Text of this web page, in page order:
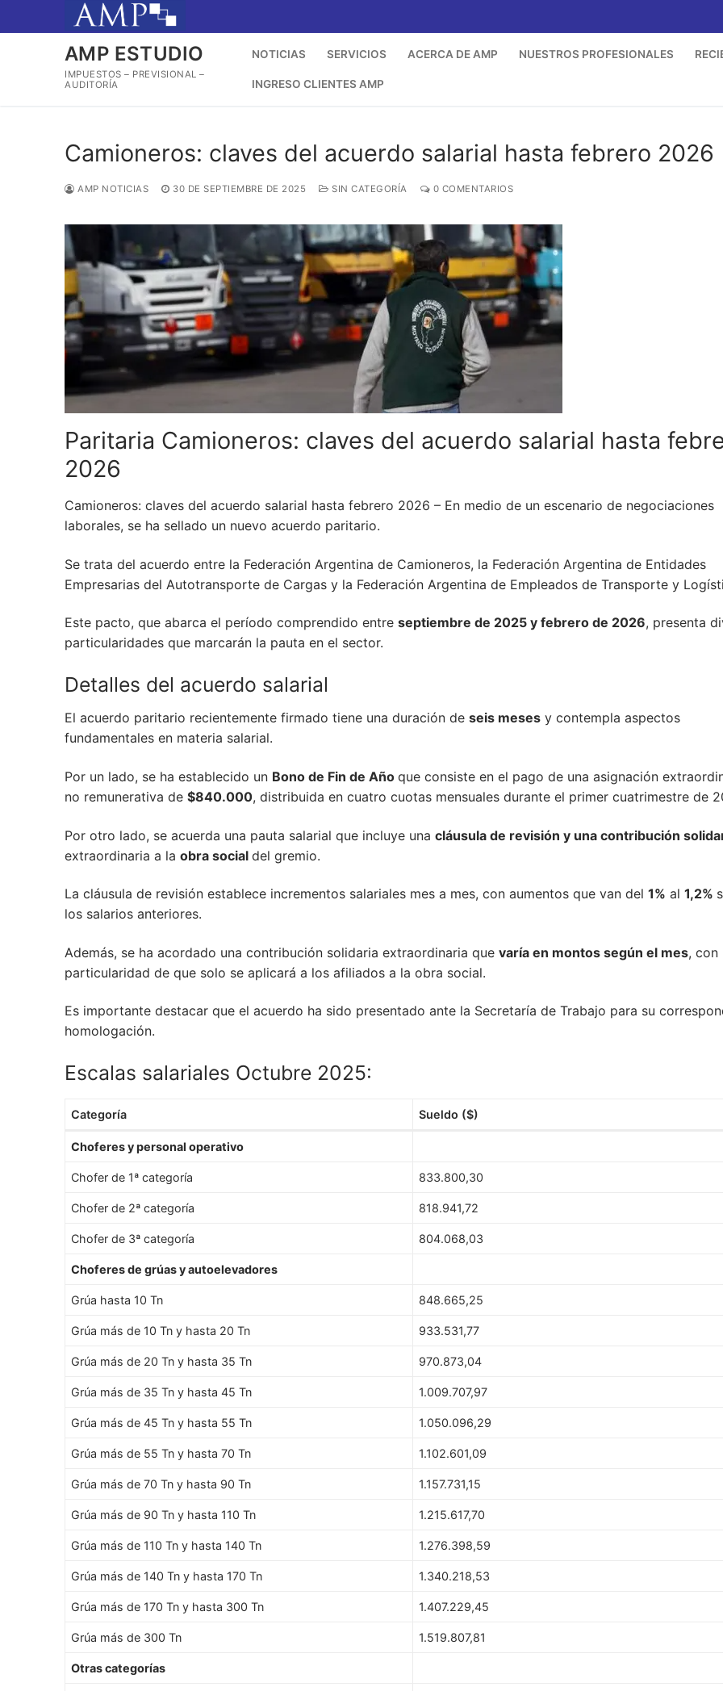
al
AMP ESTUDIO
IMPUESTOS – PREVISIONAL –
AUDITORÍA
NOTICIAS SERVICIOS ACERCA DE AMP NUESTROS PROFESIONALES
INGRESO CLIENTES AMP
Camioneros: claves del acuerdo salarial hasta febrero 2026
AMP NOTICIAS 30 DE SEPTIEMBRE DE 2025 SIN CATEGORÍA 0 COMENTARIOS
Paritaria Camioneros: claves del acuerdo salarial hasta
2026
Camioneros: claves del acuerdo salarial hasta febrero 2026 – En medio de un escenario de negociaciones
laborales, se ha sellado un nuevo acuerdo paritario.
Se trata del acuerdo entre la Federación Argentina de Camioneros, la Federación Argentina de Entidades
Empresarias del Autotransporte de Cargas y la Federación Argentina de Empleados de Transporte y
Este pacto, que abarca el período comprendido entre septiembre de 2025 y febrero de 2026, presenta
particularidades que marcarán la pauta en el sector.
Detalles del acuerdo salarial
El acuerdo paritario recientemente firmado tiene una duración de seis meses y contempla aspectos
fundamentales en materia salarial.
Por un lado, se ha establecido un Bono de Fin de Año que consiste en el pago de una asignación
no remunerativa de $840.000, distribuida en cuatro cuotas mensuales durante el primer cuatrimestre de
Por otro lado, se acuerda una pauta salarial que incluye una cláusula de revisión y una contribución
extraordinaria a la obra social del gremio.
La cláusula de revisión establece incrementos salariales mes a mes, con aumentos que van del 1% al 1,2%
los salarios anteriores.
Además, se ha acordado una contribución solidaria extraordinaria que varía en montos según el mes, con
particularidad de que solo se aplicará a los afiliados a la obra social.
Es importante destacar que el acuerdo ha sido presentado ante la Secretaría de Trabajo para su
homologación.
Escalas salariales Octubre 2025:
Categoría Sueldo ($)
Choferes y personal operativo
Chofer de 1ª categoría 833.800,30
Chofer de 2ª categoría 818.941,72
Chofer de 3ª categoría 804.068,03
Choferes de grúas y autoelevadores
Grúa hasta 10 Tn 848.665,25
Grúa más de 10 Tn y hasta 20 Tn 933.531,77
Grúa más de 20 Tn y hasta 35 Tn 970.873,04
Grúa más de 35 Tn y hasta 45 Tn 1.009.707,97
Grúa más de 45 Tn y hasta 55 Tn 1.050.096,29
Grúa más de 55 Tn y hasta 70 Tn 1.102.601,09
Grúa más de 70 Tn y hasta 90 Tn 1.157.731,15
Grúa más de 90 Tn y hasta 110 Tn 1.215.617,70
Grúa más de 110 Tn y hasta 140 Tn 1.276.398,59
Grúa más de 140 Tn y hasta 170 Tn 1.340.218,53
Grúa más de 170 Tn y hasta 300 Tn 1.407.229,45
Grúa más de 300 Tn 1.519.807,81
Otras categorías